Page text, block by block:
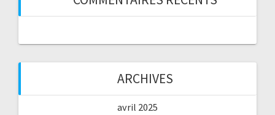
ARCHIVES
avril 2025